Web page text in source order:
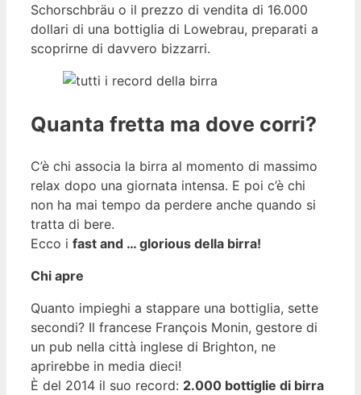
Schorschbräu o il prezzo di vendita di 16.000
dollari di una bottiglia di Lowebrau, preparati a
scoprirne di davvero bizzarri.
Quanta fretta ma dove corri?
C’è chi associa la birra al momento di massimo
relax dopo una giornata intensa. E poi c’è chi
non ha mai tempo da perdere anche quando si
tratta di bere.
Ecco i fast and … glorious della birra!
Chi apre
Quanto impieghi a stappare una bottiglia, sette
secondi? Il francese François Monin, gestore di
un pub nella città inglese di Brighton, ne
aprirebbe in media dieci!
È del 2014 il suo record: 2.000 bottiglie di birra